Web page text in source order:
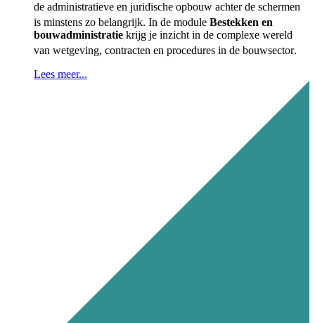
de administratieve en juridische opbouw achter de schermen
is minstens zo belangrijk. In de module Bestekken en
bouwadministratie krijg je inzicht in de complexe wereld
van wetgeving, contracten en procedures in de bouwsector.
Lees meer...